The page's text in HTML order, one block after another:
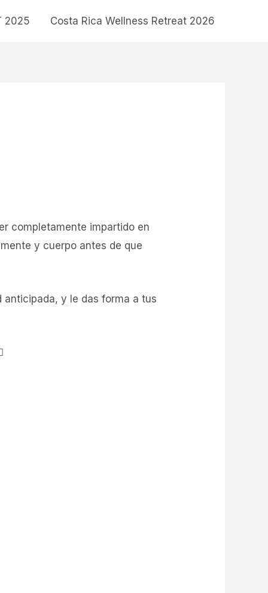
2025 Costa Rica Wellness Retreat 2026
completamente impartido en
y cuerpo antes de que
y le das forma a tus